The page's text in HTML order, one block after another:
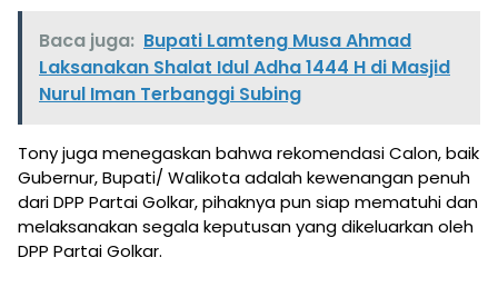
Baca juga: Bupati Lamteng Musa Ahmad
Laksanakan Shalat Idul Adha 1444 H di Masjid
Nurul Iman Terbanggi Subing
Tony juga menegaskan bahwa rekomendasi Calon, baik
Gubernur, Bupati/ Walikota adalah kewenangan penuh
dari DPP Partai Golkar, pihaknya pun siap mematuhi dan
melaksanakan segala keputusan yang dikeluarkan oleh
DPP Partai Golkar.